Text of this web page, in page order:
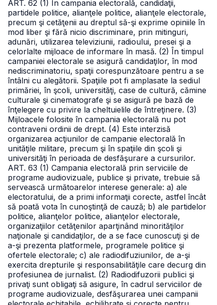
ART. 62 (1) În campania electorală, candidaţii,
partidele politice, alianţele politice, alianţele electorale,
precum şi cetăţenii au dreptul să-şi exprime opiniile în
mod liber şi fără nicio discriminare, prin mitinguri,
adunări, utilizarea televiziunii, radioului, presei şi a
celorlalte mijloace de informare în masă. (2) În timpul
campaniei electorale se asigură candidaţilor, în mod
nediscriminatoriu, spaţii corespunzătoare pentru a se
întâlni cu alegătorii. Spaţiile pot fi amplasate la sediul
primăriei, în şcoli, universităţi, case de cultură, cămine
culturale şi cinematografe şi se asigură pe bază de
înţelegere cu privire la cheltuielile de întreţinere. (3)
Mijloacele folosite în campania electorală nu pot
contraveni ordinii de drept. (4) Este interzisă
organizarea acţiunilor de campanie electorală în
unităţile militare, precum şi în spaţiile din şcoli şi
universităţi în perioada de desfăşurare a cursurilor.
ART. 63 (1) Campania electorală prin serviciile de
programe audiovizuale, publice şi private, trebuie să
servească următoarelor interese generale: a) ale
electoratului, de a primi informaţii corecte, astfel încât
să poată vota în cunoştinţă de cauză; b) ale partidelor
politice, alianţelor politice, alianţelor electorale,
organizaţiilor cetăţenilor aparţinând minorităţilor
naţionale şi candidaţilor, de a se face cunoscuţi şi de
a-şi prezenta platformele, programele politice şi
ofertele electorale; c) ale radiodifuziunilor, de a-şi
exercita drepturile şi responsabilităţile care decurg din
profesiunea de jurnalist. (2) Radiodifuzorii publici şi
privaţi sunt obligaţi să asigure, în cadrul serviciilor de
programe audiovizuale, desfăşurarea unei campanii